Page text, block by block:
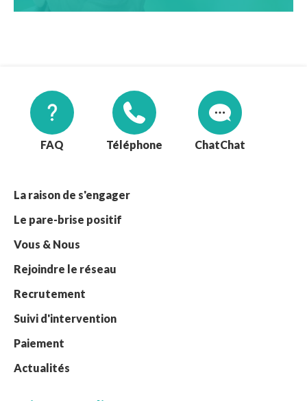
FAQ Téléphone Chat
La raison de s'engager
Le pare-brise positif
Vous & Nous
Rejoindre le réseau
Recrutement
Suivi d'intervention
Paiement
Actualités